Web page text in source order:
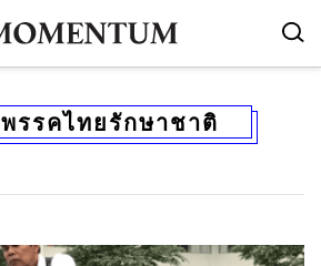
พรรคไทยรักษาชาติ